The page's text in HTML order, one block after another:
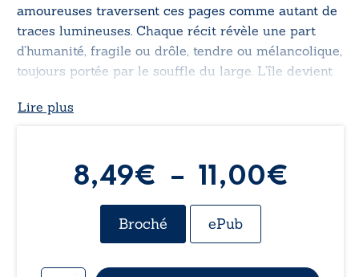
amoureuses traversent ces pages comme autant de
traces lumineuses. Chaque récit révèle une part
d’humanité, fragile ou drôle, tendre ou mélancolique,
toujours portée par le souffle du large. L’île devient
où l’ordinaire rejoint le sacré.
discrètes de celles et ceux qui ont façonné
Minorque.
Lire plus
8,49€ – 11,00€
Broché ePub